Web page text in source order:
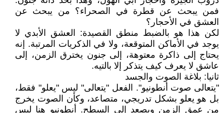
فمن يبحث عن قطرة في الصحراء؟ من يبحث عن
العشق في الأحجار؟
لكن هذا هو بالضبط منطق القصيدة: العشق الأبدي لا
يوجد في الأماكن المتوقعة، ولا في الذكريات المرتبة. إنه
يحتاج إلى ذاكرة معتوهة، إلى جنون يخترق الزمن، إلى
عاشق لا يعرف كيف يتذكر إلا بالتيه.
ثانيا: بلاغة الصوت والجسد
"يتعالى صوت أنطونيو". الفعل "يتعالى" ليس "يعلو" فقط،
بل هو يعلو بشكل تدريجي، متصاعد، وكأن الصوت يخرج
من عمق الزمن ويصعد إلى السطح. أنطونيو هنا ليس